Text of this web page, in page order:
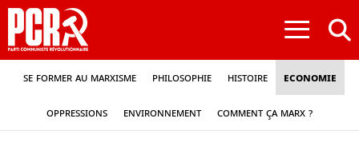
≡
Se former au marxisme Philosophie Histoire Economie
Oppressions Environnement Comment ça Marx ?